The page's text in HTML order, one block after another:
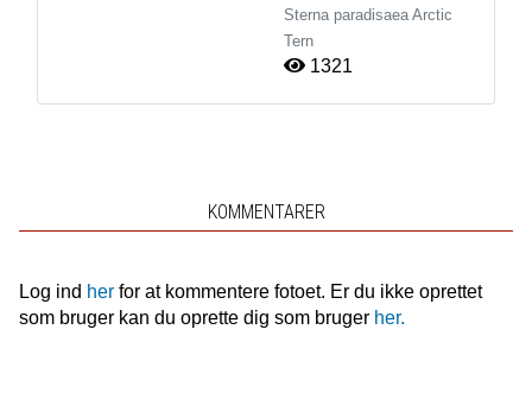
Sterna paradisaea Arctic
Tern
1321
KOMMENTARER
Log ind herfor at kommentere fotoet. Er du ikke oprettet
som bruger kan du oprette dig som bruger her.